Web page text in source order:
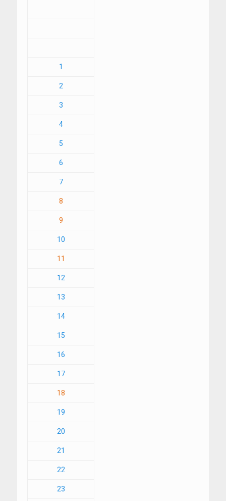
1
2
3
4
5
6
7
8
9
10
11
12
13
14
15
16
17
18
19
20
21
22
23